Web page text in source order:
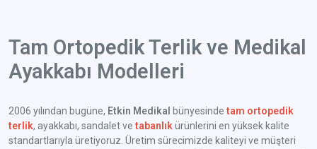
Tam Ortopedik Terlik ve Medikal
Ayakkabı Modelleri
2006 yılından bugüne, Etkin Medikal bünyesindetam ortopedik
terlik, ayakkabı, sandalet vetabanlık ürünlerini en yüksek kalite
standartlarıyla üretiyoruz. Üretim sürecimizde kaliteyi ve müşteri